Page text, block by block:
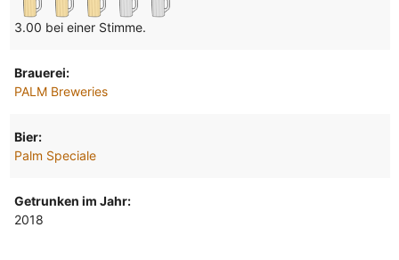
3.00 bei einer Stimme.
Brauerei:
PALM Breweries
Bier:
Palm Speciale
Getrunken im Jahr:
2018